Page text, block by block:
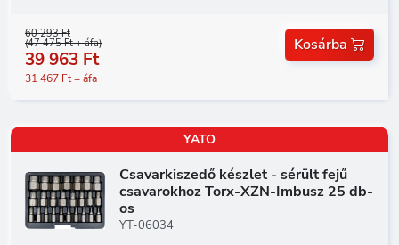
60 293 Ft
(47 475 Ft + áfa)
39 963 Ft
31 467 Ft + áfa
Kosárba
YATO
Csavarkiszedő készlet - sérült fejű
csavarokhoz Torx-XZN-Imbusz 25 db-
os
YT-06034